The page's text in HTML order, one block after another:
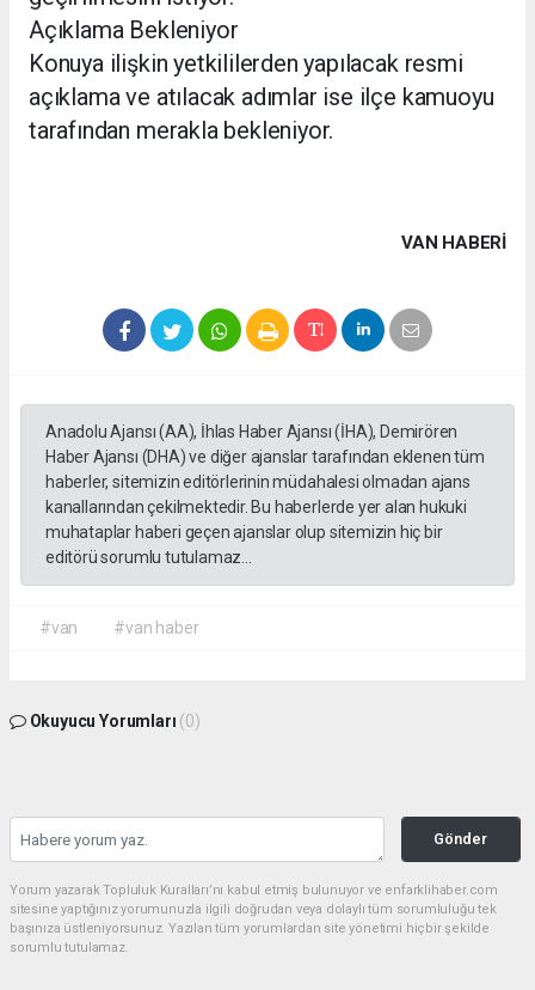
Açıklama Bekleniyor
Konuya ilişkin yetkililerden yapılacak resmi
açıklama ve atılacak adımlar ise ilçe kamuoyu
tarafından merakla bekleniyor.
VAN HABERİ
Anadolu Ajansı (AA), İhlas Haber Ajansı (İHA), Demirören
Haber Ajansı (DHA) ve diğer ajanslar tarafından eklenen tüm
haberler, sitemizin editörlerinin müdahalesi olmadan ajans
kanallarından çekilmektedir. Bu haberlerde yer alan hukuki
muhataplar haberi geçen ajanslar olup sitemizin hiç bir
editörü sorumlu tutulamaz...
#van #van haber
Okuyucu Yorumları (0)
Gönder
Yorum yazarak Topluluk Kuralları’nı kabul etmiş bulunuyor ve enfarklihaber.com
sitesine yaptığınız yorumunuzla ilgili doğrudan veya dolaylı tüm sorumluluğu tek
başınıza üstleniyorsunuz. Yazılan tüm yorumlardan site yönetimi hiçbir şekilde
sorumlu tutulamaz.